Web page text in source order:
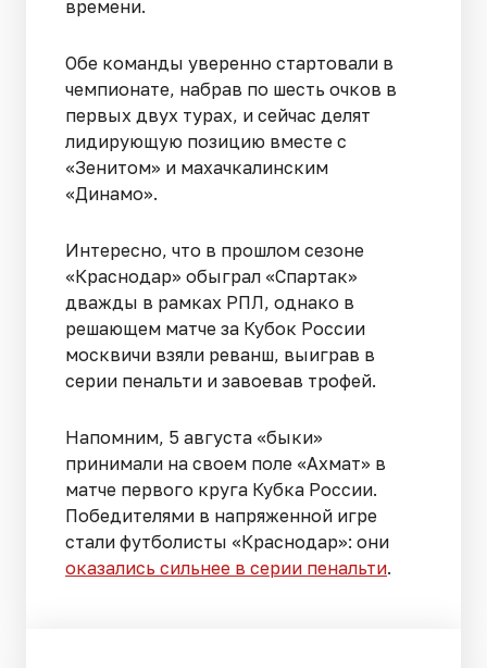
времени.
Обе команды уверенно стартовали в
чемпионате, набрав по шесть очков в
первых двух турах, и сейчас делят
лидирующую позицию вместе с
«Зенитом» и махачкалинским
«Динамо».
Интересно, что в прошлом сезоне
«Краснодар» обыграл «Спартак»
дважды в рамках РПЛ, однако в
решающем матче за Кубок России
москвичи взяли реванш, выиграв в
серии пенальти и завоевав трофей.
Напомним, 5 августа «быки»
принимали на своем поле «Ахмат» в
матче первого круга Кубка России.
Победителями в напряженной игре
стали футболисты «Краснодар»: они
оказались сильнее в серии пенальти.